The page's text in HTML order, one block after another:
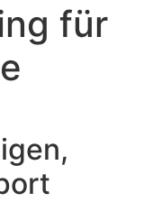
für